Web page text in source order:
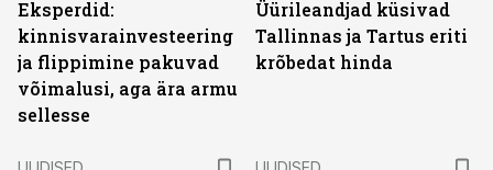
Eksperdid:
kinnisvarainvesteering
ja flippimine pakuvad
võimalusi, aga ära armu
sellesse
Üürileandjad küsivad
Tallinnas ja Tartus eriti
krõbedat hinda